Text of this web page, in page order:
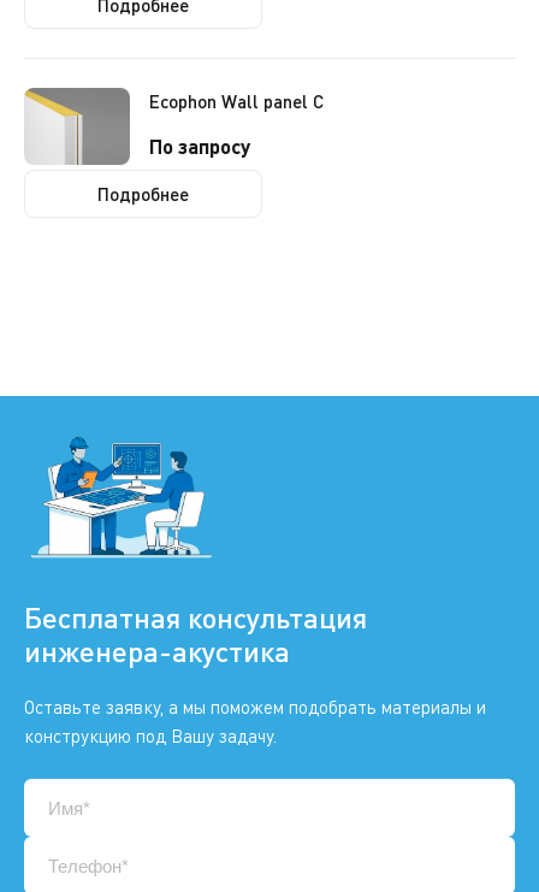
Подробнее
Ecophon Wall panel C
По запросу
Подробнее
Бесплатная консультация
инженера-акустика
Оставьте заявку, а мы поможем подобрать материалы и
конструкцию под Вашу задачу.